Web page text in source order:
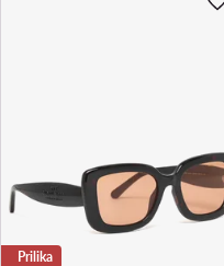
Prilika